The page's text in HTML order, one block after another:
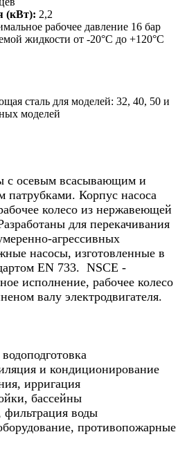
(кВт): 2,2
рабочее давление 16 бар
жидкости от -20°C до +120°C
сталь для моделей: 32, 40, 50 и
моделей
с осевым всасывающим и
Корпус насоса
колесо из нержавеющей
для перекачивания
агрессивных
насосы, изготовленные в
EN 733. NSCE -
исполнение, рабочее колесо
валу электродвигателя.
и кондиционирование
ирригация
бассейны
воды
противопожарные